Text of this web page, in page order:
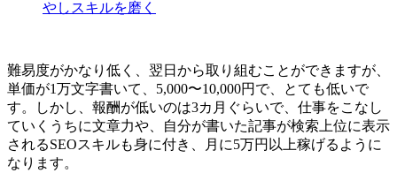
やしスキルを磨く
難易度がかなり低く、翌日から取り組むことができますが、
単価が1万文字書いて、5,000〜10,000円で、とても低いで
す。しかし、報酬が低いのは3カ月ぐらいで、仕事をこなし
ていくうちに文章力や、自分が書いた記事が検索上位に表示
されるSEOスキルも身に付き、月に5万円以上稼げるように
なります。